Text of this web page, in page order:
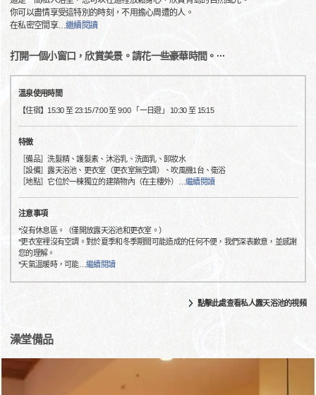
你可以盡情享受這特別的時刻，不用擔心周遭的人。
在私密空間享…繼續閱讀
打開一個小窗口，欣賞美景。請花一些豪華時間。···
溫泉使用時間
【住宿】15:30 至 23:15 /7:00 至 9:00 「一日遊」 10:30 至 15:15
特徵
［備品］洗髮精、護髮素、沐浴乳、洗面乳、卸妝水
［設備］露天浴池、更衣室（更衣室無空調）、吹風機1台、衛浴
［地點］它位於一棟獨立的建築物內（在主樓外）
繼續閱讀
注意事項
*沒有休息區。（僅開放露天浴池和更衣室。）
*更衣室裡沒有空調。對於夏季和冬季期間可能造成的任何不便，我們深表歉意，並感謝
您的理解。
*天氣溫暖時，可能…繼續閱讀
點擊此處查看私人露天浴池的視頻
澡堂備品